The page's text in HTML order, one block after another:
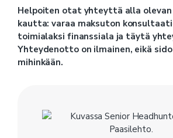
Helpoiten otat yhteyttä alla olevan
kautta: varaa maksuton
toimialaksi finanssiala ja täytä
Yhteydenotto on ilmainen, eikä sido
mihinkään.